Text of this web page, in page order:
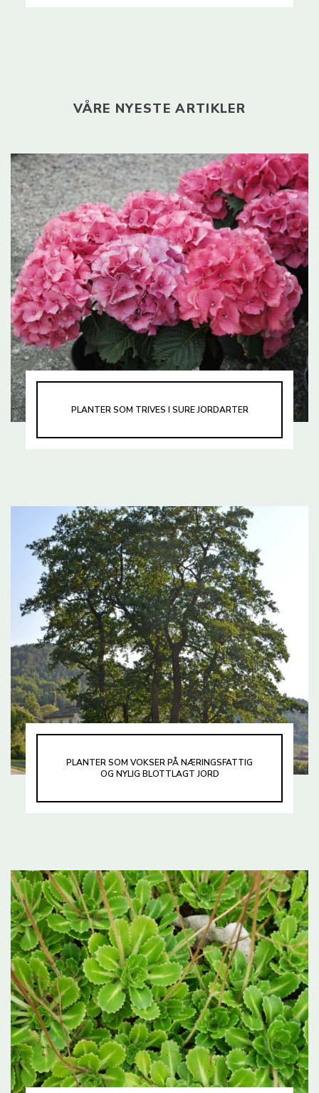
VÅRE NYESTE ARTIKLER
PLANTER SOM TRIVES I SURE JORDARTER
PLANTER SOM VOKSER PÅ NÆRINGSFATTIG
OG NYLIG BLOTTLAGT JORD